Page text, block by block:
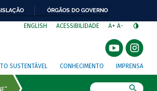
ÓRGÃOS DO GOVERNO
ENGLISH ACESSIBILIDADE A+ A-
SUSTENTÁVEL CONHECIMENTO IMPRENSA